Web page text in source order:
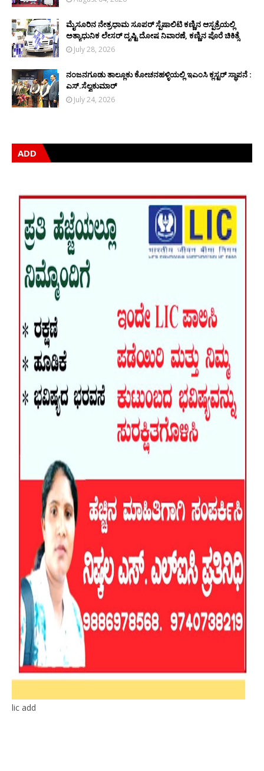
ಮೈಸೂರಿನ ನೇತ್ರಧಾಮ ಸೂಪರ್ ಸ್ಪೆಷಾಲಿಟಿ ಕಣ್ಣಿನ ಆಸ್ಪತ್ರೆಯಲ್ಲಿ
ಅತ್ಯಾಧುನಿಕ ಲೇಸರ್ ದೃಷ್ಟಿ ದೋಷ ನಿವಾರಣೆ, ಕಣ್ಣಿನ ಪೊರೆ ಚಿಕಿತ್ಸೆ
July 28, 2026
ನಂಜನಗೂಡು ತಾಲ್ಲೂಕು ಕೋಚನಹಳ್ಳಿಯಲ್ಲಿ ಇಎಂಸಿ ಕ್ಲಸ್ಟರ್ ಸ್ಥಾಪನೆ :
ಎಸ್.ಸೆಲ್ವಕುಮಾರ್
July 24, 2026
ADD
lic add